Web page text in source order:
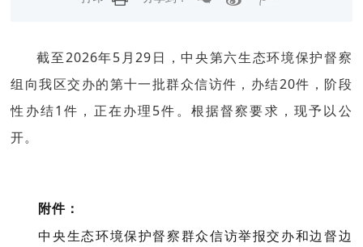
截至2026年5月29日，中央第六生态环境保护督察
组向我区交办的第十一批群众信访件，办结20件，阶段
性办结1件，正在办理5件。根据督察要求，现予以公
开。
附件：
中央生态环境保护督察群众信访举报交办和边督边